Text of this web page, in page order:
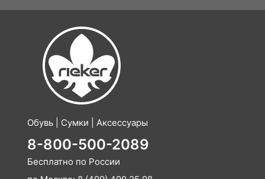
Обувь | Сумки | Аксессуары
8-800-500-2089
по Москве:
8 (499) 490 25 98
по Санкт-Петербургу:8 (812) 317 22 89
по Уфе:
8 (347) 200 85 34
по Краснодару: